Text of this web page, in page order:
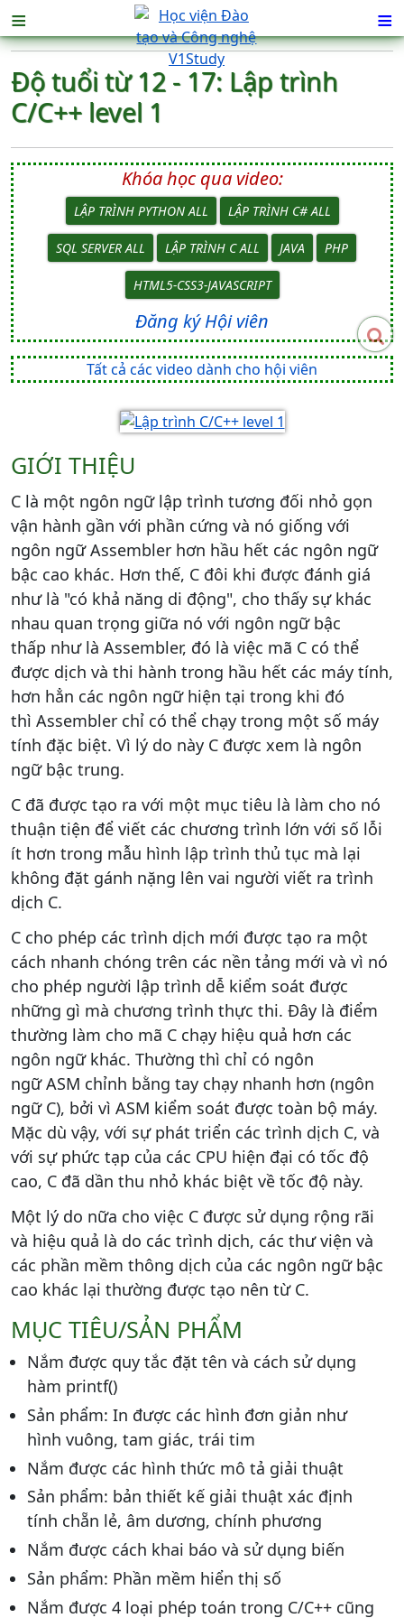
≡ ≡
Độ tuổi từ 12 - 17: Lập trình
C/C++ level 1
Khóa học qua video:
LẬP TRÌNH PYTHON ALL LẬP TRÌNH C# ALL
SQL SERVER ALL LẬP TRÌNH C ALL JAVA PHP
HTML5-CSS3-JAVASCRIPT
Đăng ký Hội viên
Tất cả các video dành cho hội viên
GIỚI THIỆU
C là một ngôn ngữ lập trình tương đối nhỏ gọn
vận hành gần với phần cứng và nó giống với
ngôn ngữ Assembler hơn hầu hết các ngôn ngữ
bậc cao khác. Hơn thế, C đôi khi được đánh giá
như là "có khả năng di động", cho thấy sự khác
nhau quan trọng giữa nó với ngôn ngữ bậc
thấp như là Assembler, đó là việc mã C có thể
được dịch và thi hành trong hầu hết các máy tính,
hơn hẳn các ngôn ngữ hiện tại trong khi đó
thì Assembler chỉ có thể chạy trong một số máy
tính đặc biệt. Vì lý do này C được xem là ngôn
ngữ bậc trung.
C đã được tạo ra với một mục tiêu là làm cho nó
thuận tiện để viết các chương trình lớn với số lỗi
ít hơn trong mẫu hình lập trình thủ tục mà lại
không đặt gánh nặng lên vai người viết ra trình
dịch C.
C cho phép các trình dịch mới được tạo ra một
cách nhanh chóng trên các nền tảng mới và vì nó
cho phép người lập trình dễ kiểm soát được
những gì mà chương trình thực thi. Đây là điểm
thường làm cho mã C chạy hiệu quả hơn các
ngôn ngữ khác. Thường thì chỉ có ngôn
ngữ ASM chỉnh bằng tay chạy nhanh hơn (ngôn
ngữ C), bởi vì ASM kiểm soát được toàn bộ máy.
Mặc dù vậy, với sự phát triển các trình dịch C, và
với sự phức tạp của các CPU hiện đại có tốc độ
cao, C đã dần thu nhỏ khác biệt về tốc độ này.
Một lý do nữa cho việc C được sử dụng rộng rãi
và hiệu quả là do các trình dịch, các thư viện và
các phần mềm thông dịch của các ngôn ngữ bậc
cao khác lại thường được tạo nên từ C.
MỤC TIÊU/SẢN PHẨM
Nắm được quy tắc đặt tên và cách sử dụng
hàm printf()
Sản phẩm: In được các hình đơn giản như
hình vuông, tam giác, trái tim
Nắm được các hình thức mô tả giải thuật
Sản phẩm: bản thiết kế giải thuật xác định
tính chẵn lẻ, âm dương, chính phương
Nắm được cách khai báo và sử dụng biến
Sản phẩm: Phần mềm hiển thị số
Nắm được 4 loại phép toán trong C/C++ cũng